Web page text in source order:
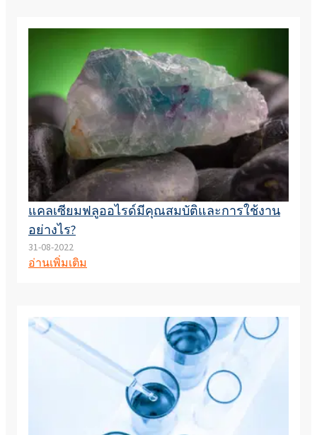
แคลเซียมฟลูออไรด์มีคุณสมบัติและการใช้งาน
อย่างไร?
31-08-2022
อ่านเพิ่มเติม